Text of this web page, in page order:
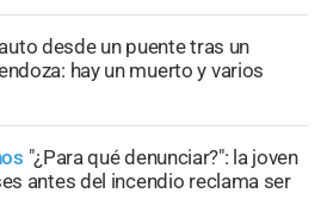
desde un puente tras un
hay un muerto y varios
"¿Para qué denunciar?": la joven
antes del incendio reclama ser